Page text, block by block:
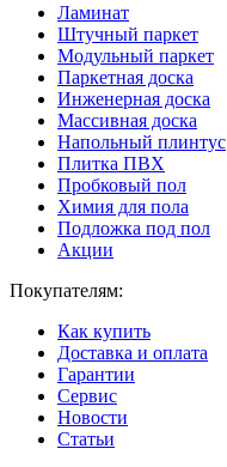
Ламинат
Штучный паркет
Модульный паркет
Паркетная доска
Инженерная доска
Массивная доска
Напольный плинтус
Плитка ПВХ
Пробковый пол
Химия для пола
Подложка под пол
Акции
Покупателям:
Как купить
Доставка и оплата
Гарантии
Сервис
Новости
Статьи